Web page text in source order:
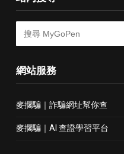
網站服務
麥擱騙｜詐騙網址幫你查
麥擱騙｜AI 查證學習平台